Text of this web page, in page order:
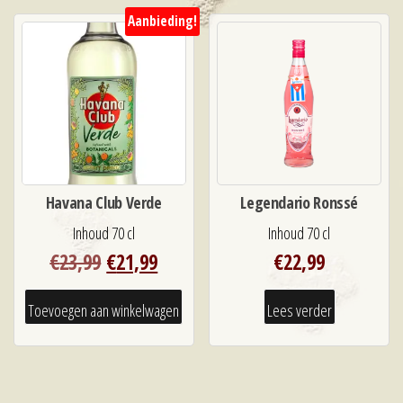
Aanbieding!
Havana Club Verde
Inhoud 70 cl
€23,99 Oorspronkelijke
prijs
was:
€21,99Huidige
prijs
is:
Toevoegen aan winkelwagen
Legendario Ronssé
Inhoud 70 cl
€22,99
Lees verder